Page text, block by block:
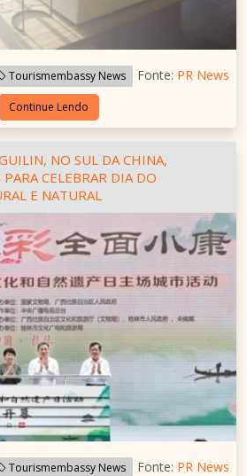
Tourismembassy News Fonte: PR News
Continue Lendo
NO SUL DA CHINA,
CELEBRAR DIA DO
E NATURAL
Tourismembassy News Fonte: PR News